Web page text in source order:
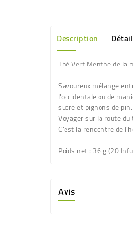
Description
Thé Vert Menthe de la
Savoureux mélange
l'occidentale ou de
sucre et pignons de pin.
Voyager sur la route
C'est la rencontre de
Poids net: 36 g (20
Avis